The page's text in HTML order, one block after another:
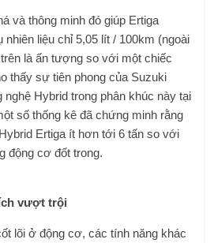
và thông minh đó giúp Ertiga
nhiên liệu chỉ 5,05 lít / 100km (ngoài
là ấn tượng so với một chiếc
thấy sự tiên phong của Suzuki
nghệ Hybrid trong phân khúc này tại
số thống kê đã chứng minh rằng
Ertiga ít hơn tới 6 tấn so với
động cơ đốt trong.
vượt trội
lõi ở động cơ, các tính năng khác